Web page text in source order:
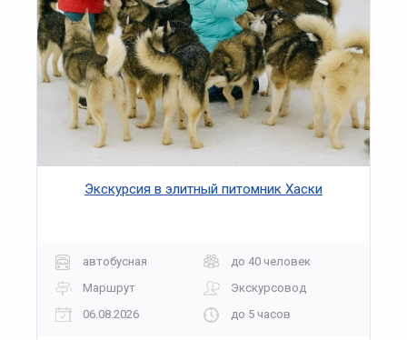
Экскурсия в элитный питомник Хаски
автобусная
до 40 человек
Маршрут
Экскурсовод
06.08.2026
до 5 часов